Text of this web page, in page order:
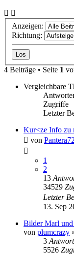
Anzeigen:
Richtung:
4 Beiträge • Seite 1
Vergleichbare
Zugriffe
Letzter
Kur<ze Info zu
von Pantera72
1
2
13
34529
Letzter
13. Sep
Bilder Marl
von plumcrazy
3
5526